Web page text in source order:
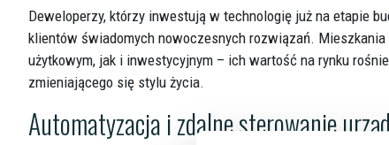
Deweloperzy, którzy inwestują w technologię już na etapie
klientów świadomych nowoczesnych rozwiązań.
użytkowym, jak i inwestycyjnym – ich wartość na rynku
zmieniającego się stylu życia.
Automatyzacja i zdalne sterowanie